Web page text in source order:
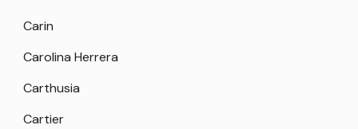
Carin
Carolina Herrera
Carthusia
Cartier